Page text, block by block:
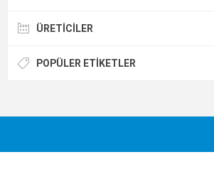
ÜRETICILER
POPÜLER ETIKETLER